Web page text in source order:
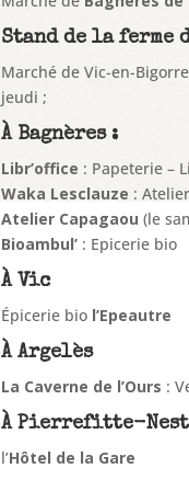
Stand de la ferme
Marché de Vic-en-
jeudi ;
À Bagnères :
Libr’office : Papeterie –
Waka Lesclauze :
Atelier Capagaou (le
Bioambul’ : Epicerie bio
À Vic
Épicerie bio l’Epeautre
À Argelès
La Caverne de l’Ours :
À Pierrefitte-
l’Hôtel de la Gare